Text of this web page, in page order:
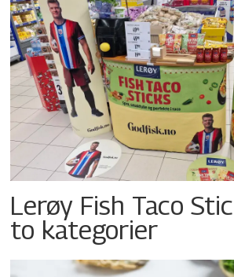
Lerøy Fish Taco
to kategorier